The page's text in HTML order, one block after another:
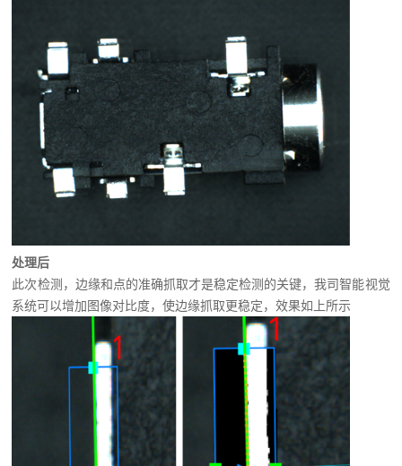
处理后
此次检测，边缘和点的准确抓取才是稳定检测的关键，我司智能视觉
系统可以增加图像对比度，使边缘抓取更稳定，效果如上所示